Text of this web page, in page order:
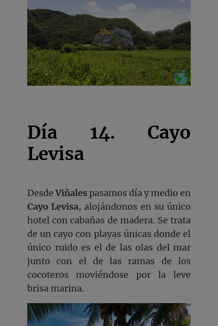
Día 14. Cayo
Levisa
DesdeViñalespasamos día y medio en
Cayo Levisa, alojándonos en su único
hotel con cabañas de madera. Se trata
de un cayo con playas únicas donde el
único ruido es el de las olas del mar
junto con el de las ramas de los
cocoteros moviéndose por la leve
brisa marina.